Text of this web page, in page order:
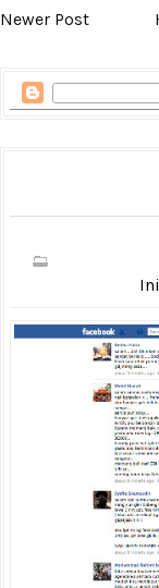
Newer Post